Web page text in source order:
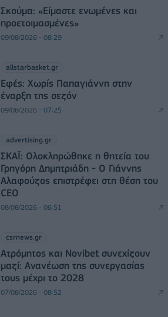
Σκούμα: «Είμαστε ενωμένες και
προετοιμασμένες»
09/08/2026 - 08:29
allstarbasket.gr
Εφές: Χωρίς Παπαγιάννη στην
έναρξη της σεζόν
09/08/2026 - 07:25
advertising.gr
ΣΚΑΪ: Ολοκληρώθηκε η θητεία του
Γρηγόρη Δημητριάδη - Ο Γιάννης
Αλαφούζος επιστρέφει στη θέση του
CEO
08/08/2026 - 06:51
csrnews.gr
Ατρόμητος και Novibet συνεχίζουν
μαζί: Ανανέωση της συνεργασίας
τους μέχρι το 2028
07/08/2026 - 08:52